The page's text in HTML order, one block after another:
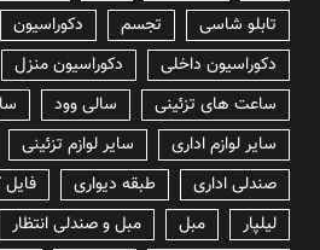
تابلو شاسی
تجسم دکوراسیون
دکوراسیون داخلی
دکوراسیون منزل
ساعت های تزئینی
سالی وود
سایر لوازم اداری
سایر لوازم تزئینی
صندلی اداری
طبقه دیواری
لیلپار
مبل مبل و صندلی انتظار